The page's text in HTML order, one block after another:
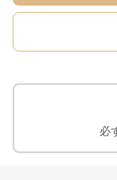
必